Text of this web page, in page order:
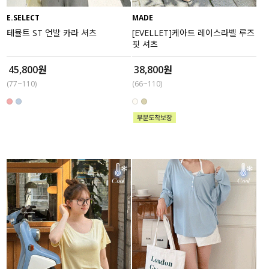
세트할인 ~30%
살안타템
110사이즈
티셔츠
팬츠
셔츠
원피스
니트
블라우스
원피스
팬츠
스커트
언더웨어
ACC
E.SELECT
테뮬트 ST 언발 카라 셔츠
45,800원
(77~110)
MADE
[EVELLET]케아드 레이스라벨 루즈
핏 셔츠
38,800원
(66~110)